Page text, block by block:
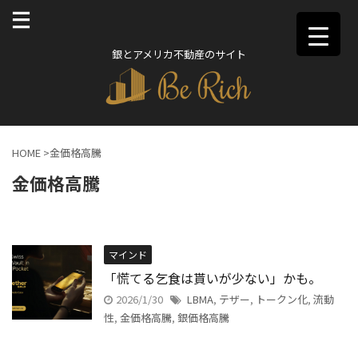
銀とアメリカ不動産のサイト
HOME >金価格高騰
金価格高騰
マインド
「慌てる乞食は貰いが少ない」かも。
2026/1/30 LBMA, テザー, トークン化, 流動
性, 金価格高騰, 銀価格高騰